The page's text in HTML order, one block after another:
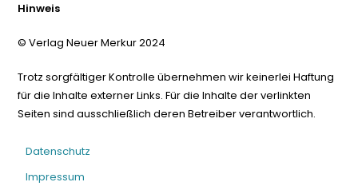
Hinweis
© Verlag Neuer Merkur 2024
Trotz sorgfältiger Kontrolle übernehmen wir keinerlei Haftung
für die Inhalte externer Links. Für die Inhalte der verlinkten
Seiten sind ausschließlich deren Betreiber verantwortlich.
Datenschutz
Impressum